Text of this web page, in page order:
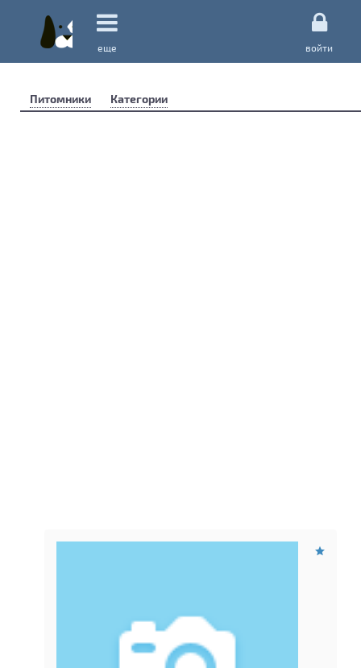
еще войти
Питомники Категории